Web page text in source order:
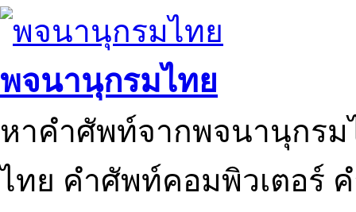
พจนานุกรมไทย
หาคำศัพท์จากพจนานุกรม
ไทย คำศัพท์คอมพิวเตอร์